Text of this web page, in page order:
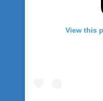
View this